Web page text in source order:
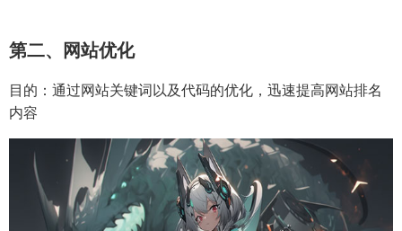
第二、网站优化
目的：通过网站关键词以及代码的优化，迅速提高网站排名
内容